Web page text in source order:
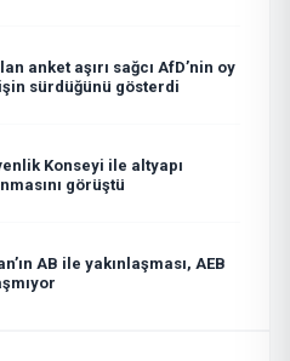
anket aşırı sağcı AfD’nin oy
sürdüğünü gösterdi
Konseyi ile altyapı
görüştü
AB ile yakınlaşması, AEB